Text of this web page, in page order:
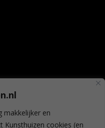
makkelijker en
Kunsthuizen cookies (en